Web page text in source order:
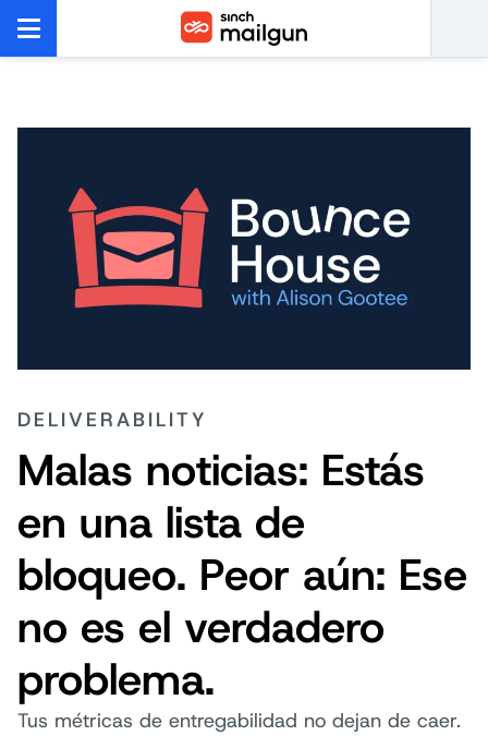
DELIVERABILITY
Malas noticias: Estás
en una lista de
bloqueo. Peor aún: Ese
no es el verdadero
problema.
Tus métricas de entregabilidad no dejan de caer.